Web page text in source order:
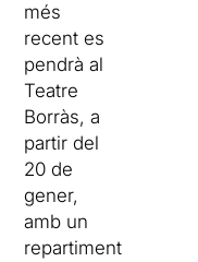
més
recent es
pendrà al
Teatre
Borràs, a
partir del
20 de
gener,
amb un
repartiment